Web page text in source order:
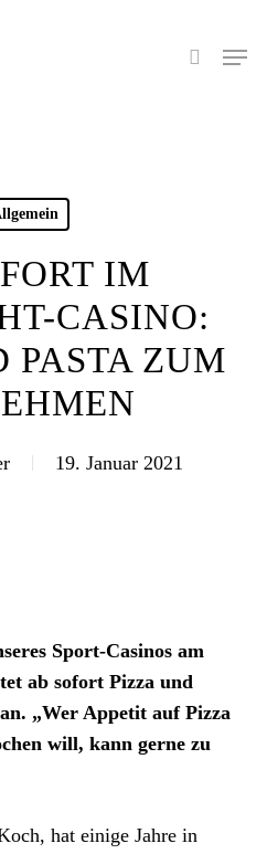
search
Menu
IM
CASINO:
PASTA ZUM
19. Januar 2021
Sport-Casinos am
ab sofort Pizza und
„Wer Appetit auf Pizza
will, kann gerne zu
hat einige Jahre in